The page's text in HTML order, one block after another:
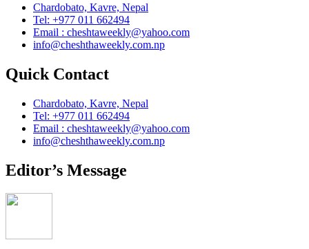
Chardobato, Kavre, Nepal
Tel: +977 011 662494
Email : cheshtaweekly@yahoo.com
info@cheshthaweekly.com.np
Quick Contact
Chardobato, Kavre, Nepal
Tel: +977 011 662494
Email : cheshtaweekly@yahoo.com
info@cheshthaweekly.com.np
Editor’s Message